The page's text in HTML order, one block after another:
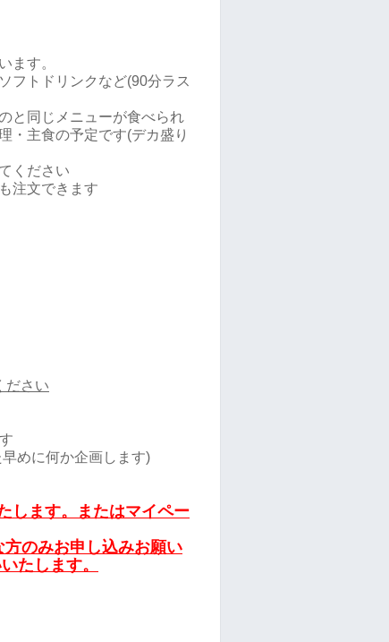
ます。
フトドリンクなど(90分ラス
と同じメニューが食べられ
・主食の予定です(デカ盛り
ください
注文できます
ださい
めに何か企画します)
します。またはマイペー
のみお申し込みお願い
たします。